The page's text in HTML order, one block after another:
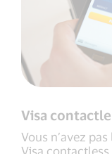
Visa
Vous n’avez
Visa